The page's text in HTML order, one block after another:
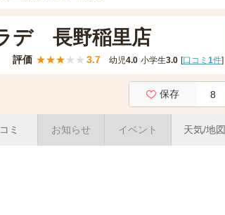
デ 長野稲里店
評価 ★★★★ ★ 3.7 幼児4.0 小学生3.0 [口コミ 1件]
保存 8
ミ お知らせ イベント 天気/地図